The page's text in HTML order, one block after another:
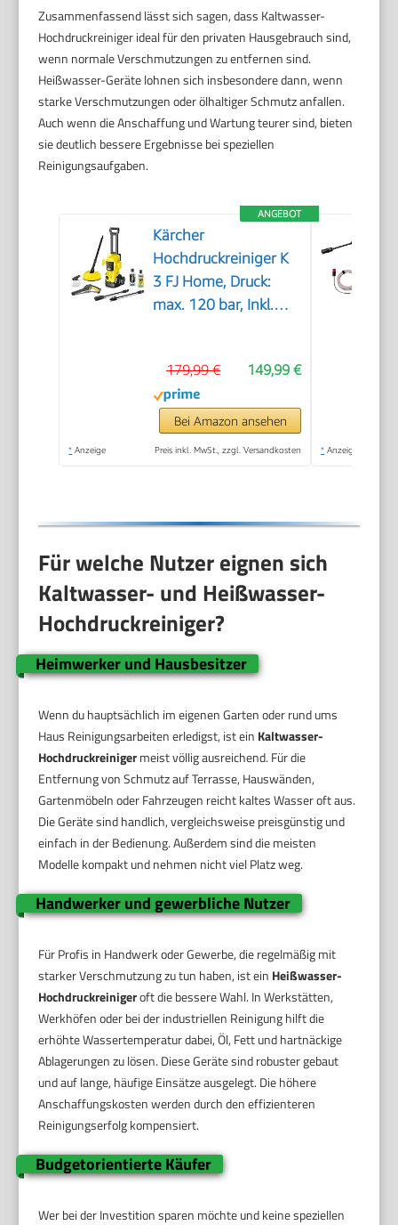
Zusammenfassend lässt sich sagen, dass Kaltwasser-
Hochdruckreiniger ideal für den privaten Hausgebrauch sind,
wenn normale Verschmutzungen zu entfernen sind.
Heißwasser-Geräte lohnen sich insbesondere dann, wenn
starke Verschmutzungen oder ölhaltiger Schmutz anfallen.
Auch wenn die Anschaffung und Wartung teurer sind, bieten
sie deutlich bessere Ergebnisse bei speziellen
Reinigungsaufgaben.
ANGEBOT
Kärcher
Hochdruckreiniger K
3 FJ Home, Druck:
max. 120 bar, Inkl.
und höchste
Schmutzlösekraft &
HomeKit, gelb
149,99 €
179,99 €
Bei Amazon ansehen
* Anzeige Preis inkl. MwSt., zzgl. Versandkosten * Anzeige
Für welche Nutzer eignen sich
Kaltwasser- und Heißwasser-
Hochdruckreiniger?
Heimwerker und Hausbesitzer
Wenn du hauptsächlich im eigenen Garten oder rund ums
Haus Reinigungsarbeiten erledigst, ist ein Kaltwasser-
Hochdruckreinigermeist völlig ausreichend. Für die
Entfernung von Schmutz auf Terrasse, Hauswänden,
Gartenmöbeln oder Fahrzeugen reicht kaltes Wasser oft aus.
Die Geräte sind handlich, vergleichsweise preisgünstig und
einfach in der Bedienung. Außerdem sind die meisten
Modelle kompakt und nehmen nicht viel Platz weg.
Handwerker und gewerbliche Nutzer
Für Profis in Handwerk oder Gewerbe, die regelmäßig mit
starker Verschmutzung zu tun haben, ist ein Heißwasser-
Hochdruckreinigeroft die bessere Wahl. In Werkstätten,
Werkhöfen oder bei der industriellen Reinigung hilft die
erhöhte Wassertemperatur dabei, Öl, Fett und hartnäckige
Ablagerungen zu lösen. Diese Geräte sind robuster gebaut
und auf lange, häufige Einsätze ausgelegt. Die höhere
Anschaffungskosten werden durch den effizienteren
Reinigungserfolg kompensiert.
Budgetorientierte Käufer
Wer bei der Investition sparen möchte und keine speziellen